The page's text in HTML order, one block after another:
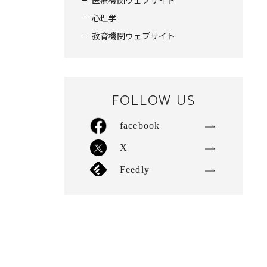
心理学
教育機関ウェブサイト
FOLLOW US
facebook
X
Feedly